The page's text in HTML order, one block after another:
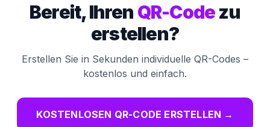
Bereit, Ihren QR-Codezu
erstellen?
Erstellen Sie in Sekunden individuelle QR-Codes –
kostenlos und einfach.
KOSTENLOSEN QR-CODE ERSTELLEN →